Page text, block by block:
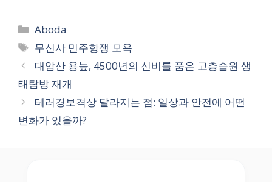
Categories
Aboda
Tags
무신사 민주항쟁 모욕
대암산 용늪, 4500년의 신비를 품은 고층습원 생
태탐방 재개
테러경보격상 달라지는 점: 일상과 안전에 어떤
변화가 있을까?